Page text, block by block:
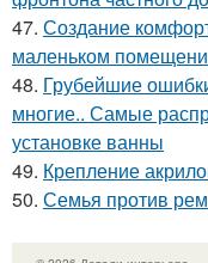
47. Создание
маленьком
48. Грубейшие
многие.. Самые
установке ванны
49. Крепление
50. Семья против